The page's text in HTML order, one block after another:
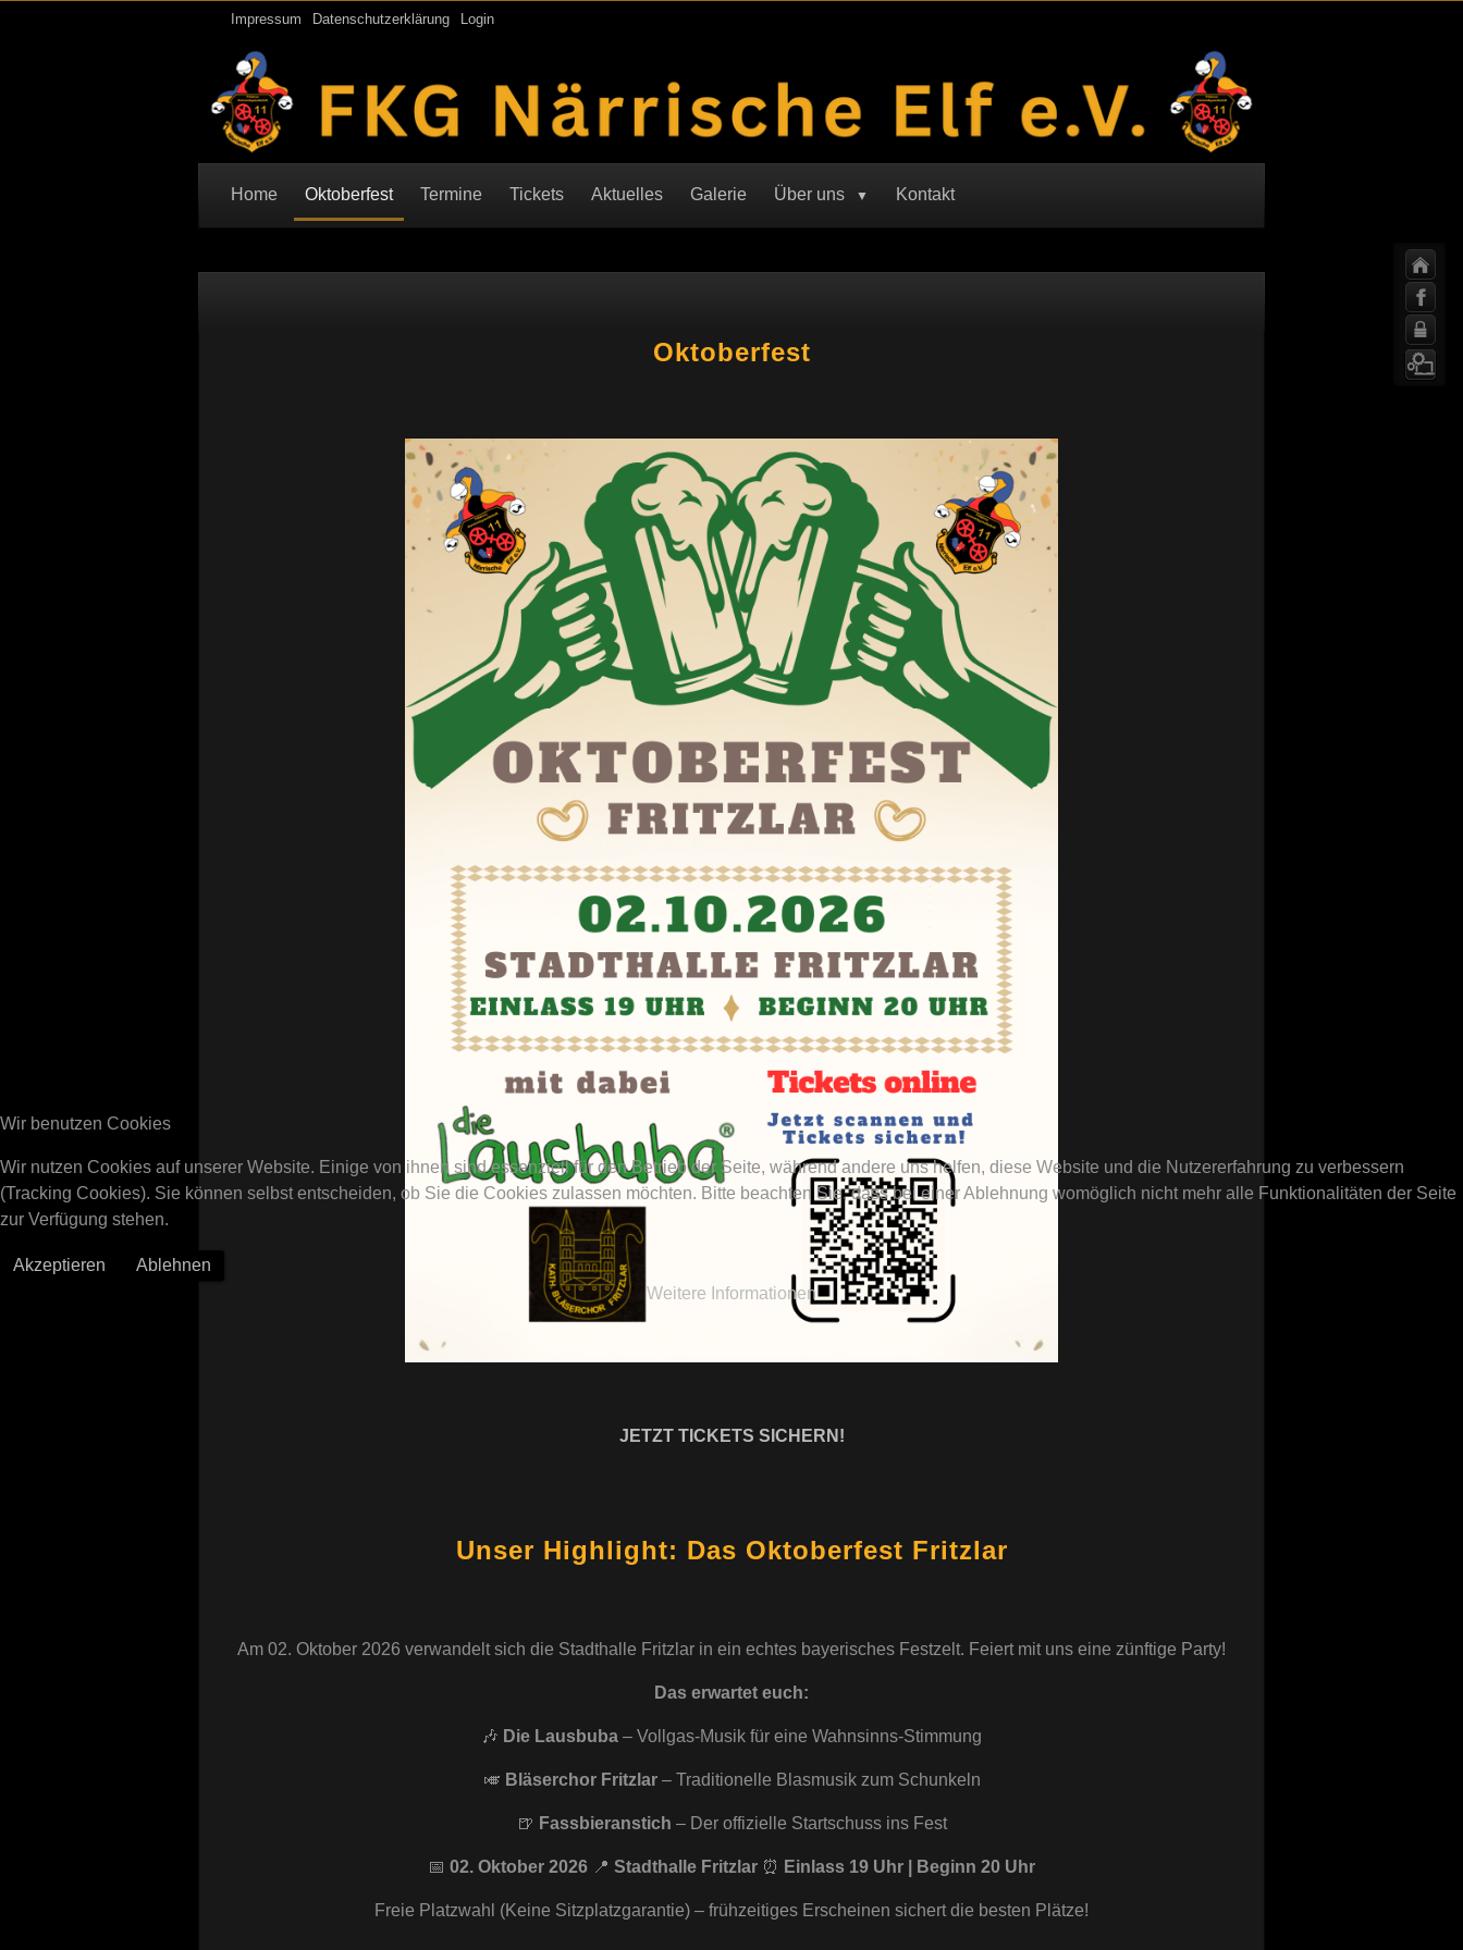
Impressum Datenschutzerklärung Login
Home Oktoberfest Termine Tickets Aktuelles Galerie Über uns Kontakt
Oktoberfest
JETZT TICKETS SICHERN!
Unser Highlight: Das Oktoberfest Fritzlar
Am 02. Oktober 2026 verwandelt sich die Stadthalle Fritzlar in ein echtes bayerisches Festzelt. Feiert mit uns eine zünftige Party!
Das erwartet euch:
🎶 Die Lausbuba – Vollgas-Musik für eine Wahnsinns-Stimmung
🎺 Bläserchor Fritzlar– Traditionelle Blasmusik zum Schunkeln
🍺 Fassbieranstich – Der offizielle Startschuss ins Fest
📅 02. Oktober 2026 📍 Stadthalle Fritzlar ⏰ Einlass 19 Uhr | Beginn 20 Uhr
Freie Platzwahl (Keine Sitzplatzgarantie) – frühzeitiges Erscheinen sichert die besten Plätze!
Wir benutzen Cookies
Wir nutzen Cookies auf unserer Website. Einige von ihnen sind essenziell für den Betrieb der Seite, während andere uns helfen, diese Website und die Nutzererfahrung zu verbessern
(Tracking Cookies). Sie können selbst entscheiden, ob Sie die Cookies zulassen möchten. Bitte beachten Sie, dass bei einer Ablehnung womöglich nicht mehr alle Funktionalitäten der Seite
zur Verfügung stehen.
Akzeptieren
Ablehnen
Weitere Informationen